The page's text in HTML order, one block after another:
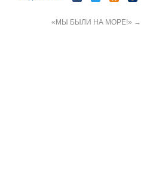
«МЫ БЫЛИ НА МОРЕ!» →